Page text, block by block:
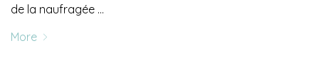
de la naufragée …
More